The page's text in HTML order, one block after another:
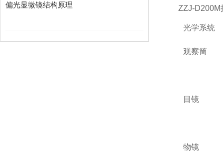
偏光显微镜结构原理 ZZJ-D200M
光学系统
观察筒
目镜
物镜